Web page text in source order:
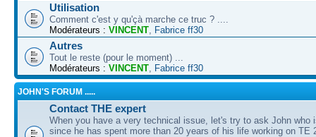
Utilisation
Comment c'est y qu'çà marche ce truc ? ....
Modérateurs : VINCENT Fabrice ff30
Autres
Tout le reste (pour le moment) ...
Modérateurs : VINCENT Fabrice ff30
JOHN'S FORUM .....
Contact THE expert
When you have a very technical issue, let's try to ask John who
since he has spent more than 20 years of his life working on TE